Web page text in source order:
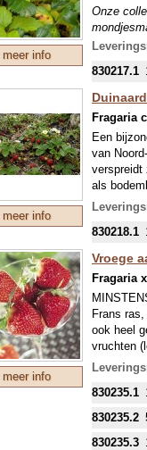
meer info
Onze
welke in
830217.1
meer info
Fragaria
Een
van
verspreidt
als
In het
Onze
welke in
830218.1
meer info
Vroege
Fragaria
Frans
ook heel
vruchten
vruchten,
die al
We
van
een
avond
830235.1
830235.2
830235.3